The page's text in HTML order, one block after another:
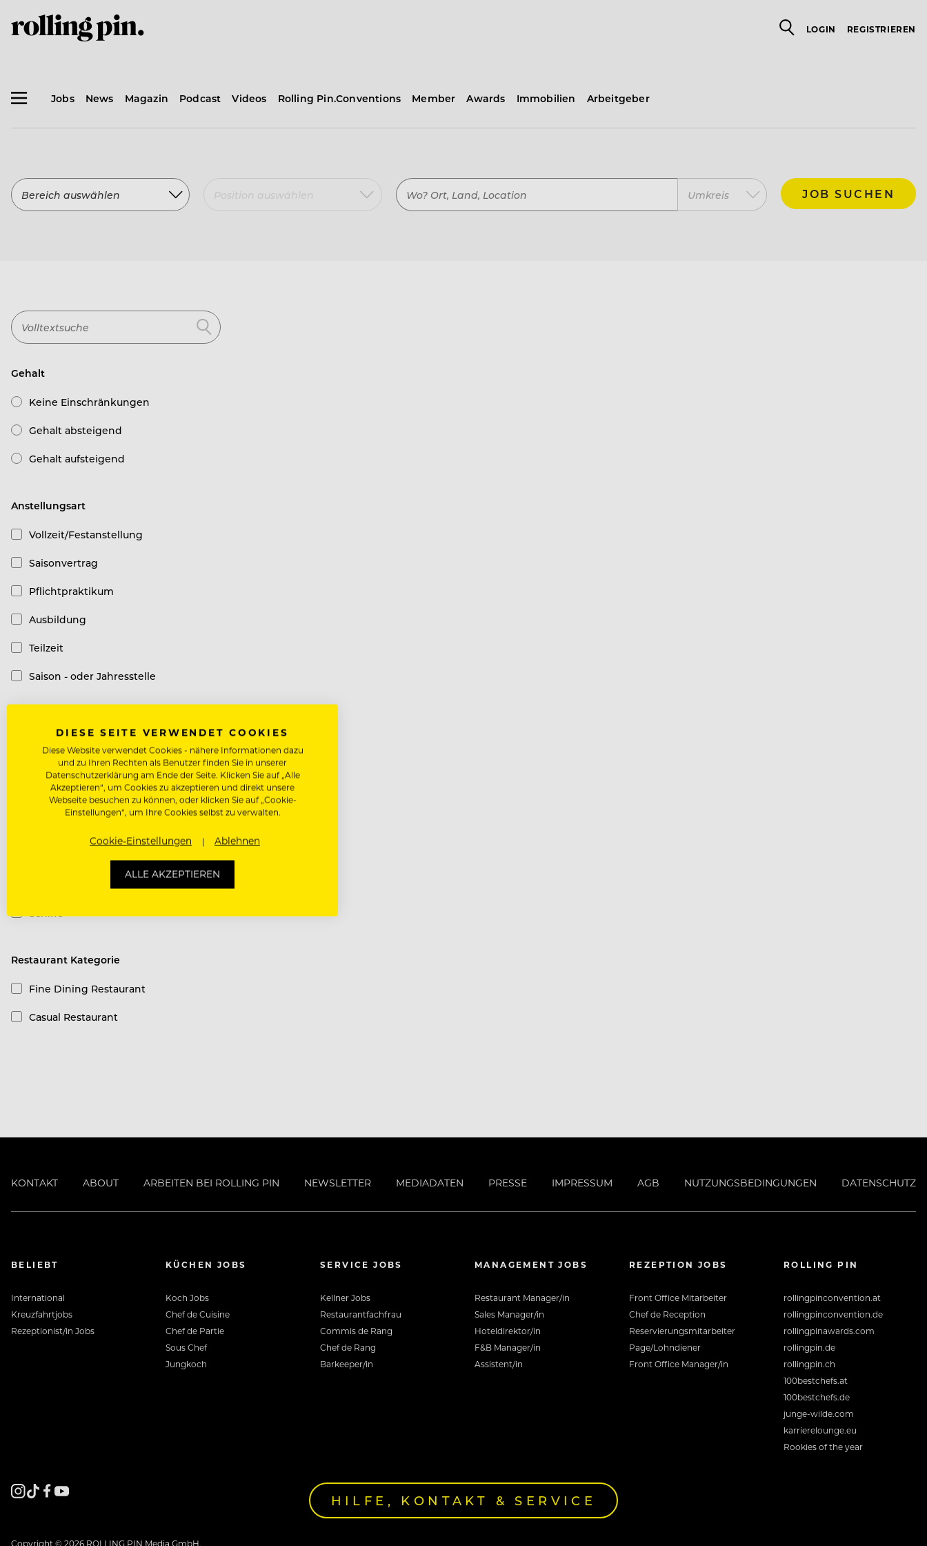
LOGIN REGISTRIEREN
Jobs News Magazin Podcast Videos Rolling Pin.Conventions Member Awards Immobilien Arbeitgeber
Bereich auswählen Umkreis JOB SUCHEN
Gehalt
Keine Einschränkungen
Gehalt absteigend
Gehalt aufsteigend
Anstellungsart
Vollzeit/Festanstellung
Saisonvertrag
Pflichtpraktikum
Ausbildung
Teilzeit
Saison - oder Jahresstelle
Top-Arbeitgeber
Hotel Kategorie
Schiffe
Restaurant Kategorie
Fine Dining Restaurant
Casual Restaurant
KONTAKT ABOUT ARBEITEN BEI ROLLING PIN NEWSLETTER MEDIADATEN PRESSE IMPRESSUM AGB NUTZUNGSBEDINGUNGEN DATENSCHUTZ
BELIEBT
International
Kreuzfahrtjobs
Rezeptionist/in Jobs
KÜCHEN JOBS
Koch Jobs
Chef de Cuisine
Chef de Partie
Sous Chef
Jungkoch
SERVICE JOBS
Kellner Jobs
Restaurantfachfrau
Commis de Rang
Chef de Rang
Barkeeper/in
MANAGEMENT JOBS
Restaurant Manager/in
Sales Manager/in
Hoteldirektor/in
F&B Manager/in
Assistent/in
REZEPTION JOBS
Front Office Mitarbeiter
Chef de Reception
Reservierungsmitarbeiter
Page/Lohndiener
Front Office Manager/in
ROLLING PIN
rollingpinconvention.at
rollingpinconvention.de
rollingpinawards.com
rollingpin.de
rollingpin.ch
100bestchefs.at
100bestchefs.de
junge-wilde.com
karrierelounge.eu
Rookies of the year
HILFE, KONTAKT & SERVICE
Copyright © 2026 ROLLING PIN Media GmbH.
DIESE SEITE VERWENDET COOKIES
Diese Website verwendet Cookies - nähere Informationen dazu
und zu Ihren Rechten als Benutzer finden Sie in unserer
Datenschutzerklärung am Ende der Seite. Klicken Sie auf „Alle
Akzeptieren“, um Cookies zu akzeptieren und direkt unsere
Webseite besuchen zu können, oder klicken Sie auf „Cookie-
Einstellungen“, um Ihre Cookies selbst zu verwalten.
Cookie-Einstellungen Ablehnen
ALLE AKZEPTIEREN